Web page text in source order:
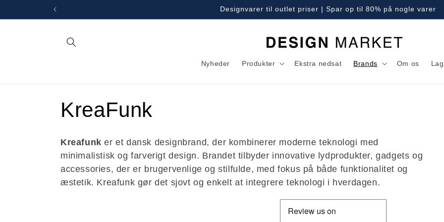
Designvarer til outlet priser | Spar op til 80% på nogle varer
Nyheder Produkter Ekstra nedsat Brands Om os
n
K
o
l
l
KreaFunk
Kreafunk er et dansk designbrand, der kombinerer moderne teknologi med
minimalistisk og farverigt design. Brandet tilbyder innovative lydprodukter, gadgets og
accessories, der er brugervenlige og stilfulde, med fokus på både funktionalitet og
æstetik. Kreafunk gør det sjovt og enkelt at integrere teknologi i hverdagen.